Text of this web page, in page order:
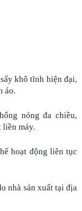
khô tĩnh hiện đại,
áo.
nóng đa chiều,
liền máy.
hoạt động liên tục
nhà sản xuất tại địa